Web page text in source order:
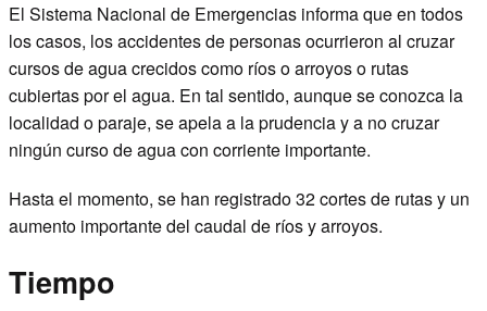
El Sistema Nacional de Emergencias informa que en todos
los casos, los accidentes de personas ocurrieron al cruzar
cursos de agua crecidos como ríos o arroyos o rutas
cubiertas por el agua. En tal sentido, aunque se conozca la
localidad o paraje, se apela a la prudencia y a no cruzar
ningún curso de agua con corriente importante.
Hasta el momento, se han registrado 32 cortes de rutas y un
aumento importante del caudal de ríos y arroyos.
Tiempo